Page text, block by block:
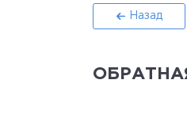
Назад